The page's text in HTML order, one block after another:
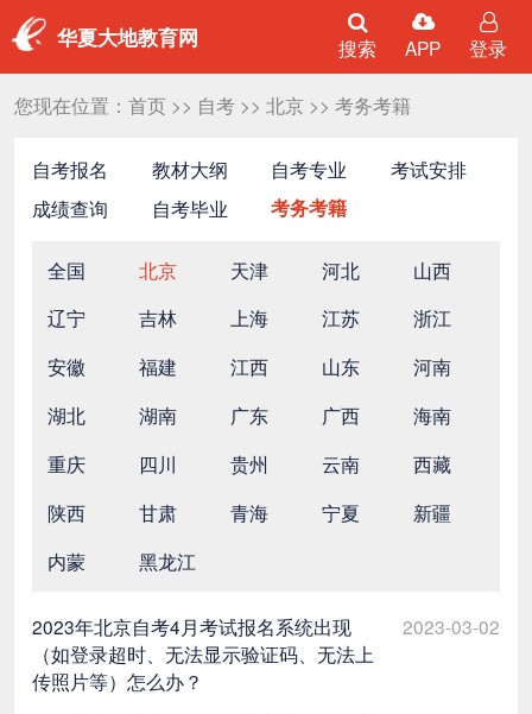
华夏大地教育网 搜索 APP 登录
您现在位置： 首页>> 自考>> 北京>> 考务考籍
自考报名 教材大纲 自考专业
考试安排
成绩查询
自考毕业 考务考籍
全国 北京 天津 河北
山西
辽宁
吉林 上海 江苏
浙江
安徽
福建 江西 山东
河南
湖北
湖南 广东 广西
海南
重庆
四川 贵州 云南
西藏
陕西
甘肃 青海 宁夏
新疆
内蒙
黑龙江
2023年北京自考4月考试报名系统出现
（如登录超时、无法显示验证码、无法上
传照片等）怎么办？
2023-03-02